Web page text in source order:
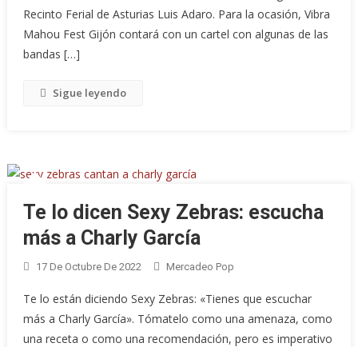
Recinto Ferial de Asturias Luis Adaro. Para la ocasión, Vibra
Mahou Fest Gijón contará con un cartel con algunas de las
bandas […]
Sigue leyendo
Te lo dicen Sexy Zebras: escucha
más a Charly García
17 De Octubre De 2022 Mercadeo Pop
Te lo están diciendo Sexy Zebras: «Tienes que escuchar
más a Charly García». Tómatelo como una amenaza, como
una receta o como una recomendación, pero es imperativo